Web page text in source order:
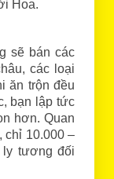
Hoa.
sẽ bán các
các loại
ăn trộn đều
bạn lập tức
hơn. Quan
chỉ 10.000 –
ly tương đối